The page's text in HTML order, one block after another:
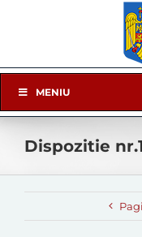
Navigation
MENIU
Dispozitie